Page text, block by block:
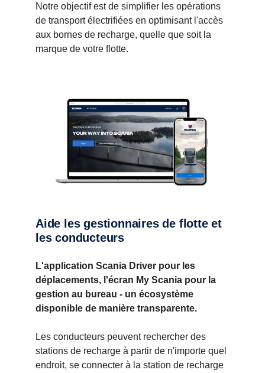
Notre objectif est de simplifier les opérations
de transport électrifiées en optimisant l'accès
aux bornes de recharge, quelle que soit la
marque de votre flotte.
Aide les gestionnaires de flotte et
les conducteurs
L'application Scania Driver pour les
déplacements, l'écran My Scania pour la
gestion au bureau - un écosystème
disponible de manière transparente.
Les conducteurs peuvent rechercher des
stations de recharge à partir de n'importe quel
endroit, se connecter à la station de recharge